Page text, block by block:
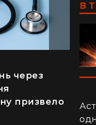
тисяч:
через
призвело
В